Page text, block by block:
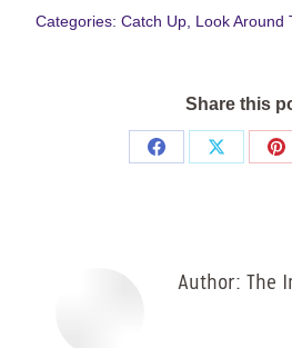
Categories: Catch Up Look Around
Share this
Share
Share
Author: The